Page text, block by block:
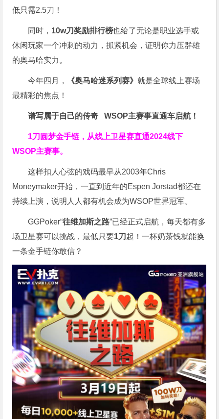
低只需2.5刀！
同时， 10w刀奖励排行榜也给了无论是职业选手或
休闲玩家一个冲刺的动力，抓紧机会，证明你力压群雄
的奥马哈实力。
今年四月， 《奥马哈迷系列赛》 就是全球线上赛场
最精彩的焦点！
谱写属于自己的传奇WSOP主赛事直通车启航！
1刀圆梦金手链，从线上卫星赛直通2024线下
WSOP主赛事。
这样扣人心弦的戏码最早从2003年Chris
Moneymaker开始，一直到近年的Espen Jorstad都还在
持续上演，说明人人都有机会成为WSOP世界冠军。
GGPoker“往维加斯之路”已经正式启航，每天都有多
场卫星赛可以挑战，最低只要1刀 起！一杯奶茶钱就能换
一条金手链你敢信？